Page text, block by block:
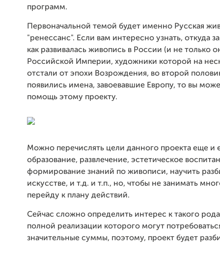
программ.
Первоначальной темой будет именно Русская
"ренессанс". Если вам интересно узнать, откуда
как развивалась живопись в России (и не только
Российской Империи, художники которой на
отстали от эпохи Возрождения, во второй
появились имена, завоевавшие Европу, то вы
помощь этому проекту.
Можно перечислять цели данного проекта еще и
образование, развлечение, эстетическое
формирование знаний по живописи, научить
искусстве, и т.д. и т.п., но, чтобы не занимать
перейду к плану действий.
Сейчас сложно определить интерес к такого
полной реализации которого могут
значительные суммы, поэтому, проект будет